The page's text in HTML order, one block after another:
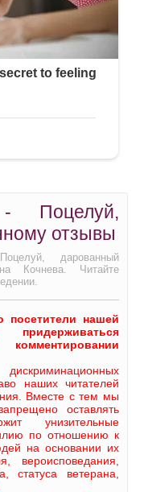
Поцелуй,
отзывы
дарованный
Кочнева. Читайте
посетители нашей
наших читателей
Вместе с тем мы
оставлять
унизительные
по отношению к
на основании их
вероисповедания,
статуса ветерана,